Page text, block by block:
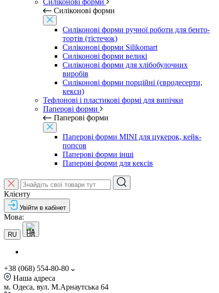
Силіконові форми
Силіконові форми
Силіконові форми ручної роботи для бенто-
тортів (тістечок)
Силіконові форми Silikomart
Силіконові форми великі
Силіконові форми для хлібобулочних
виробів
Силіконові форми порційні (євродесерти,
кекси)
Тефлонові і пластикові формі для випічки
Паперові форми
Паперові форми
Паперові форми MINI для цукерок, кейк-
попсов
Паперові форми інші
Паперові форми для кексів
Клієнту
Увійти в кабінет
Мова:
RU UA
+38 (068) 554-80-80
Наша адреса
м. Одеса, вул. М.Арнаутська 64